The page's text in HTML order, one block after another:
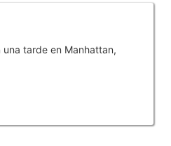
tarde en Manhattan,